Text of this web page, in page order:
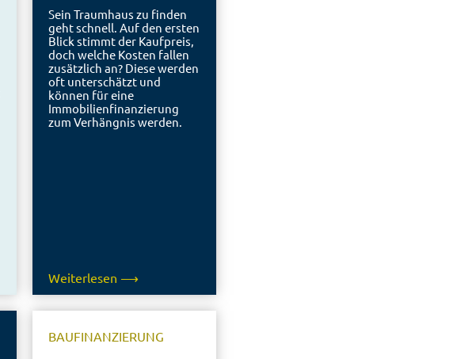
Sein Traumhaus zu finden
geht schnell. Auf den ersten
Blick stimmt der Kaufpreis,
doch welche Kosten fallen
zusätzlich an? Diese werden
oft unterschätzt und
können für eine
Immobilienfinanzierung
zum Verhängnis werden.
Weiterlesen ⟶
BAUFINANZIERUNG